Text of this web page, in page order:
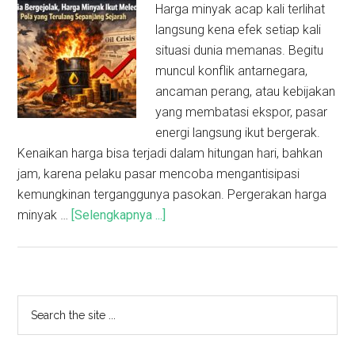
Harga minyak acap kali terlihat
langsung kena efek setiap kali
situasi dunia memanas. Begitu
muncul konflik antarnegara,
ancaman perang, atau kebijakan
yang membatasi ekspor, pasar
energi langsung ikut bergerak.
Kenaikan harga bisa terjadi dalam hitungan hari, bahkan
jam, karena pelaku pasar mencoba mengantisipasi
kemungkinan terganggunya pasokan. Pergerakan harga
minyak … [Selengkapnya ...]